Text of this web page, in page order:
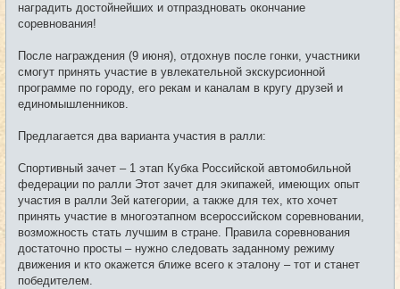
наградить достойнейших и отпраздновать окончание
соревнования!
После награждения (9 июня), отдохнув после гонки, участники
смогут принять участие в увлекательной экскурсионной
программе по городу, его рекам и каналам в кругу друзей и
единомышленников.
Предлагается два варианта участия в ралли:
Спортивный зачет – 1 этап Кубка Российской автомобильной
федерации по ралли Этот зачет для экипажей, имеющих опыт
участия в ралли 3ей категории, а также для тех, кто хочет
принять участие в многоэтапном всероссийском соревновании,
возможность стать лучшим в стране. Правила соревнования
достаточно просты – нужно следовать заданному режиму
движения и кто окажется ближе всего к эталону – тот и станет
победителем.